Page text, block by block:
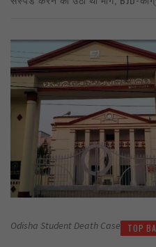
Odisha Student Death Case TOP